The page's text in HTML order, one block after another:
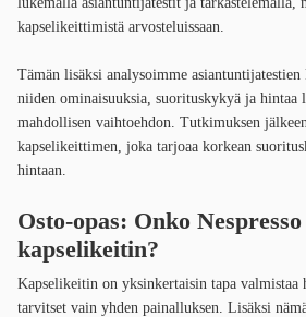
kapselikeittimistä arvosteluissaan.
Tämän lisäksi analysoimme
niiden ominaisuuksia, suorituskykyä ja hintaa
mahdollisen vaihtoehdon. Tutkimuksen
kapselikeittimen, joka tarjoaa korkean
hintaan.
Osto-opas: Onko
kapselikeitin?
Kapselikeitin on yksinkertaisin tapa valmistaa
tarvitset vain yhden painalluksen. Lisäksi